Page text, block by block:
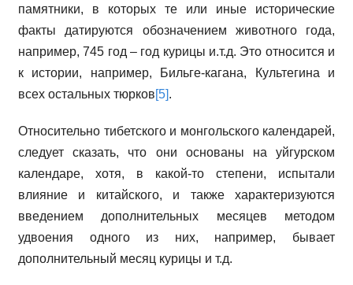
памятники, в которых те или иные исторические
факты датируются обозначением животного года,
например, 745 год – год курицы и.т.д. Это относится и
к истории, например, Бильге-кагана, Культегина и
всех остальных тюрков[5].
Относительно тибетского и монгольского календарей,
следует сказать, что они основаны на уйгурском
календаре, хотя, в какой-то степени, испытали
влияние и китайского, и также характеризуются
введением дополнительных месяцев методом
удвоения одного из них, например, бывает
дополнительный месяц курицы и т.д.